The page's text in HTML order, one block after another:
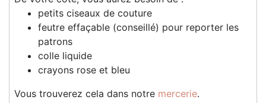
petits ciseaux de couture
feutre effaçable (conseillé) pour reporter les
patrons
colle liquide
crayons rose et bleu
Vous trouverez cela dans notre mercerie.